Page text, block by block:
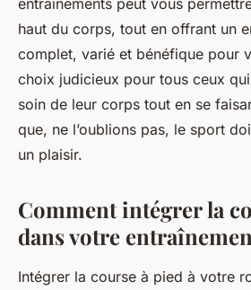
entraînements peut vous
haut du corps, tout en offrant un
complet, varié et bénéfique pour
choix judicieux pour tous ceux
soin de leur corps tout en se
que, ne l’oublions pas, le sport
un plaisir.
Comment intégrer la
dans votre
Intégrer la course à pied à votre